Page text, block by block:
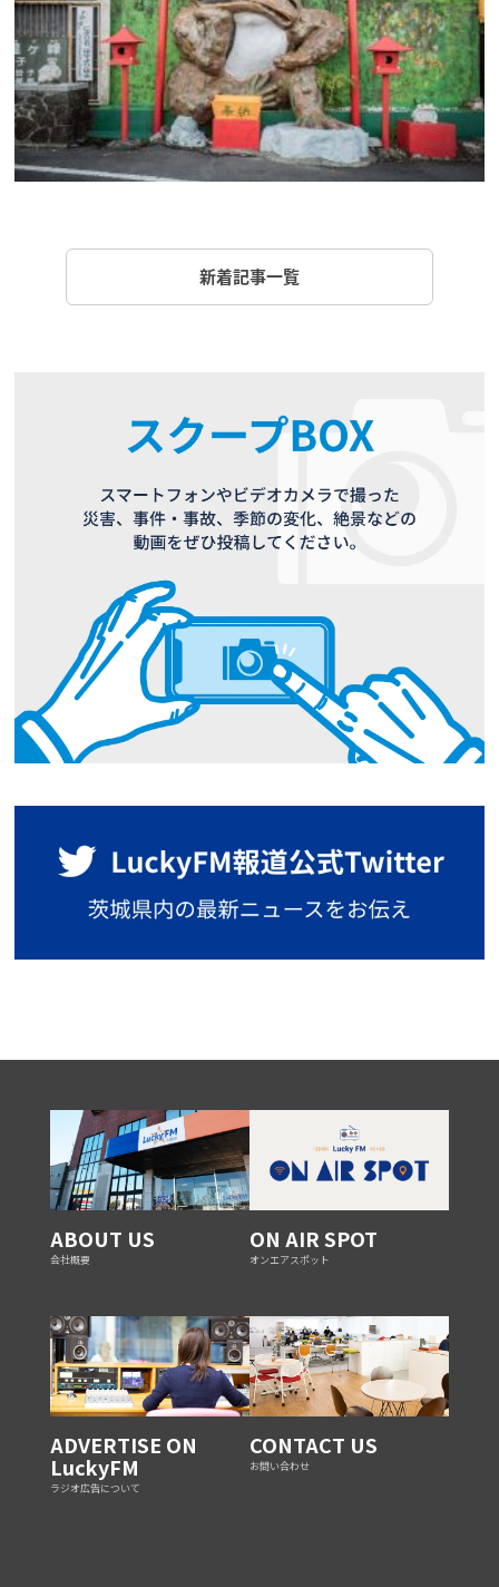
新着記事一覧
ABOUT US
会社概要
ON AIR SPOT
オンエアスポット
ADVERTISE ON
LuckyFM
ラジオ広告について
CONTACT US
お問い合わせ